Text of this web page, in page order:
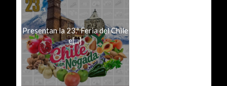
Presentan la 23.ª Feria del Chile
e[...]